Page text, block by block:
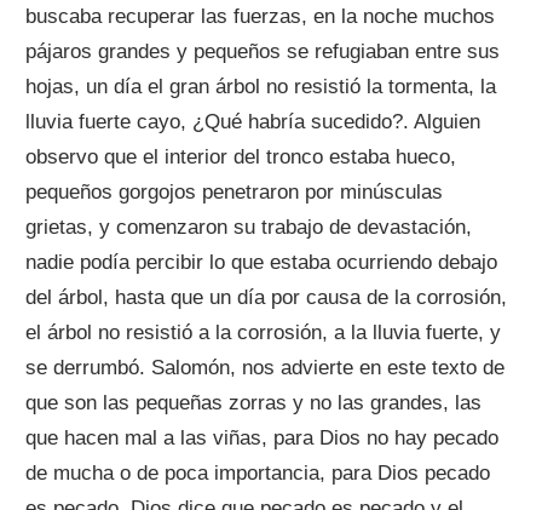
buscaba recuperar las fuerzas, en la noche muchos
pájaros grandes y pequeños se refugiaban entre sus
hojas, un día el gran árbol no resistió la tormenta, la
lluvia fuerte cayo, ¿Qué habría sucedido?. Alguien
observo que el interior del tronco estaba hueco,
pequeños gorgojos penetraron por minúsculas
grietas, y comenzaron su trabajo de devastación,
nadie podía percibir lo que estaba ocurriendo debajo
del árbol, hasta que un día por causa de la corrosión,
el árbol no resistió a la corrosión, a la lluvia fuerte, y
se derrumbó. Salomón, nos advierte en este texto de
que son las pequeñas zorras y no las grandes, las
que hacen mal a las viñas, para Dios no hay pecado
de mucha o de poca importancia, para Dios pecado